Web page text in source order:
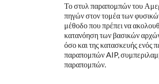
Το στυλ παραπομπών του
πηγών στον τομέα των
μέθοδο που πρέπει να
κατανόηση των βασικών
όσο και της κατασκευής ενός
παραπομπών AIP,
παραπομπών.